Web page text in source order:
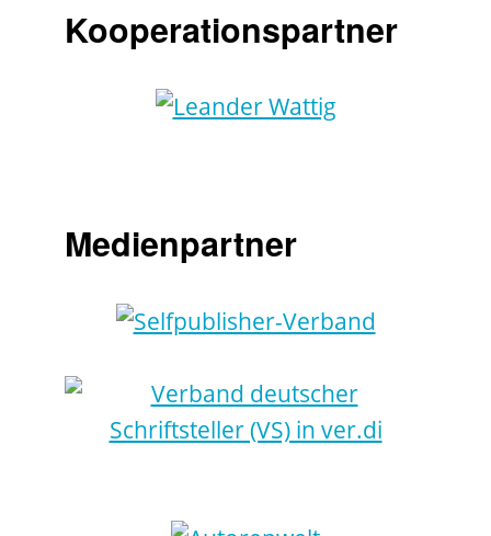
Kooperationspartner
Medienpartner